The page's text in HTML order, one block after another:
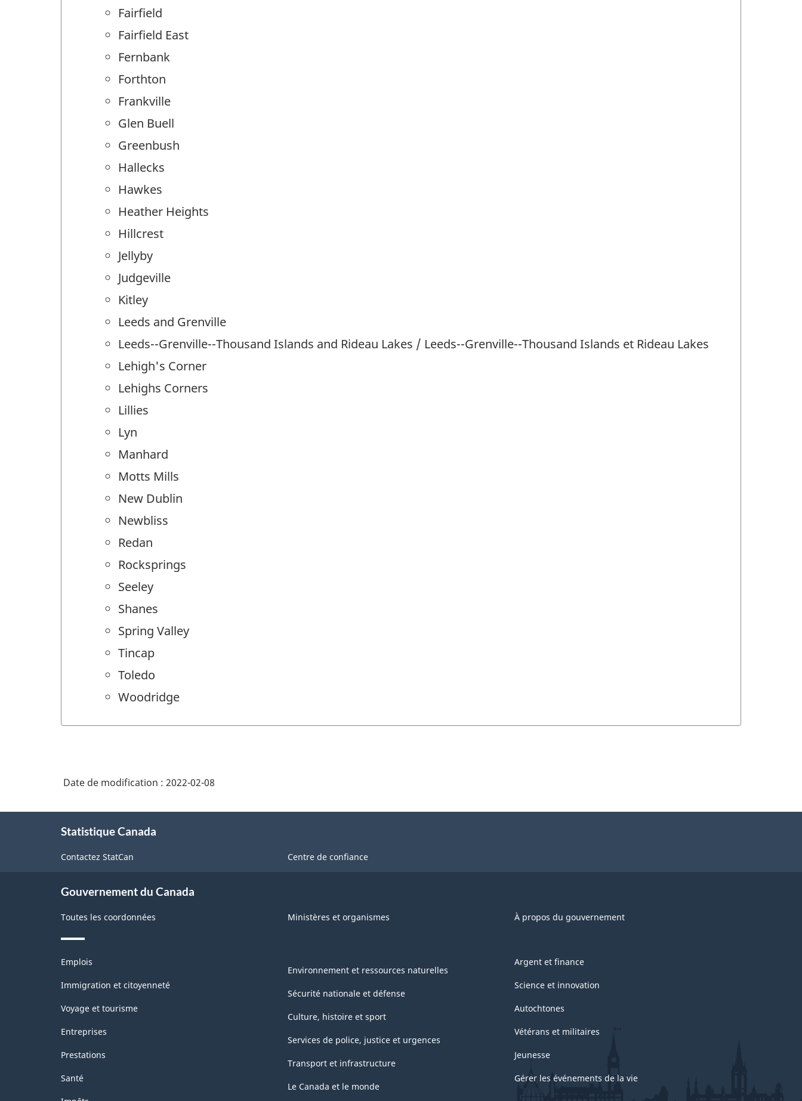
Fairfield
Fairfield East
Fernbank
Forthton
Frankville
Glen Buell
Greenbush
Hallecks
Hawkes
Heather Heights
Hillcrest
Jellyby
Judgeville
Kitley
Leeds and Grenville
Leeds--Grenville--Thousand Islands and Rideau Lakes / Leeds--Grenville--Thousand Islands et Rideau Lakes
Lehigh's Corner
Lehighs Corners
Lillies
Lyn
Manhard
Motts Mills
New Dublin
Newbliss
Redan
Rocksprings
Seeley
Shanes
Spring Valley
Tincap
Toledo
Woodridge
Date de modification : 2022-02-08
Statistique Canada
Contactez StatCan Centre de confiance
Gouvernement du Canada
Toutes les coordonnées Ministères et organismes À propos du gouvernement
Thèmes
sujets
Emplois
Immigration et citoyenneté
Voyage et tourisme
Entreprises
Prestations
Santé
Environnement et ressources naturelles
Sécurité nationale et défense
Culture, histoire et sport
Services de police, justice et urgences
Transport et infrastructure
Le Canada et le monde
Argent et finance
Science et innovation
Autochtones
Vétérans et militaires
Jeunesse
Gérer les événements de la vie